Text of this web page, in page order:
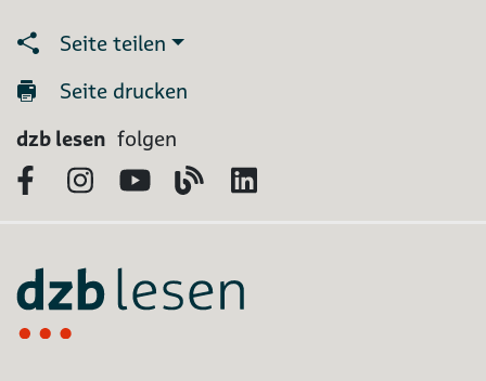
Seite teilen
Seite drucken
dzb lesen folgen
FacebookInstagram
YouTubeBlog